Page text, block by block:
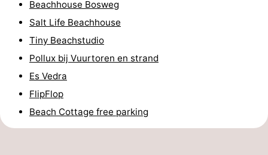
North
Holland
Schoorlse
Bergen
Beachhouse Bosweg
Salt Life Beachhouse
Tiny Beachstudio
Pollux bij Vuurtoren en strand
Es Vedra
FlipFlop
Beach Cottage free parking